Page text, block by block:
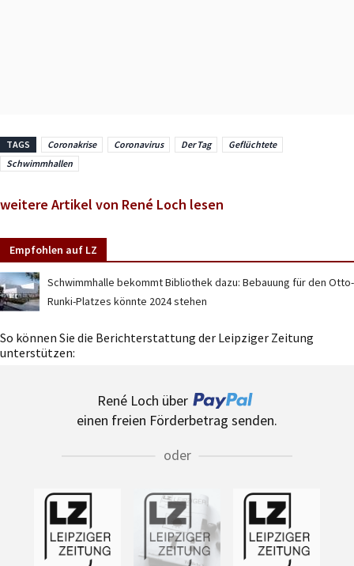
TAGS Coronakrise Coronavirus Der Tag
Geflüchtete
Schwimmhallen
weitere Artikel von René Loch lesen
Empfohlen auf LZ
Schwimmhalle bekommt Bibliothek dazu: Bebauung für den Otto-
Runki-Platzes könnte 2024 stehen
So können Sie die Berichterstattung der Leipziger Zeitung
unterstützen:
René Loch über
einen freien Förderbetrag senden.
oder